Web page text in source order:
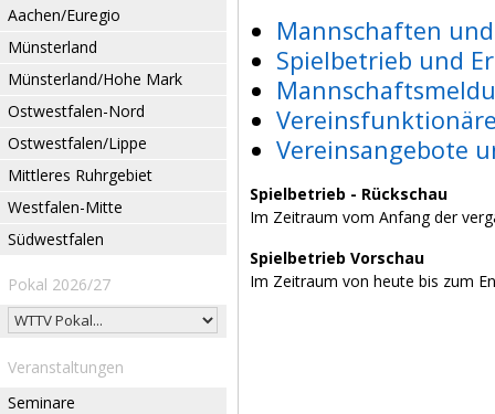
Aachen/Euregio
Münsterland
Münsterland/Hohe Mark
Ostwestfalen-Nord
Ostwestfalen/Lippe
Mittleres Ruhrgebiet
Westfalen-Mitte
Südwestfalen
Pokal 2026/27
Veranstaltungen
Seminare
Mannschaften
Spielbetrieb und
Vereinsangebote
Spielbetrieb - Rückschau
Im Zeitraum vom Anfang der
Spielbetrieb Vorschau
Im Zeitraum von heute bis zum